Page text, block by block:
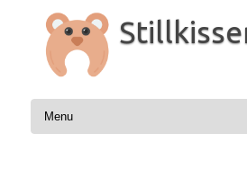
Inhalt
springen